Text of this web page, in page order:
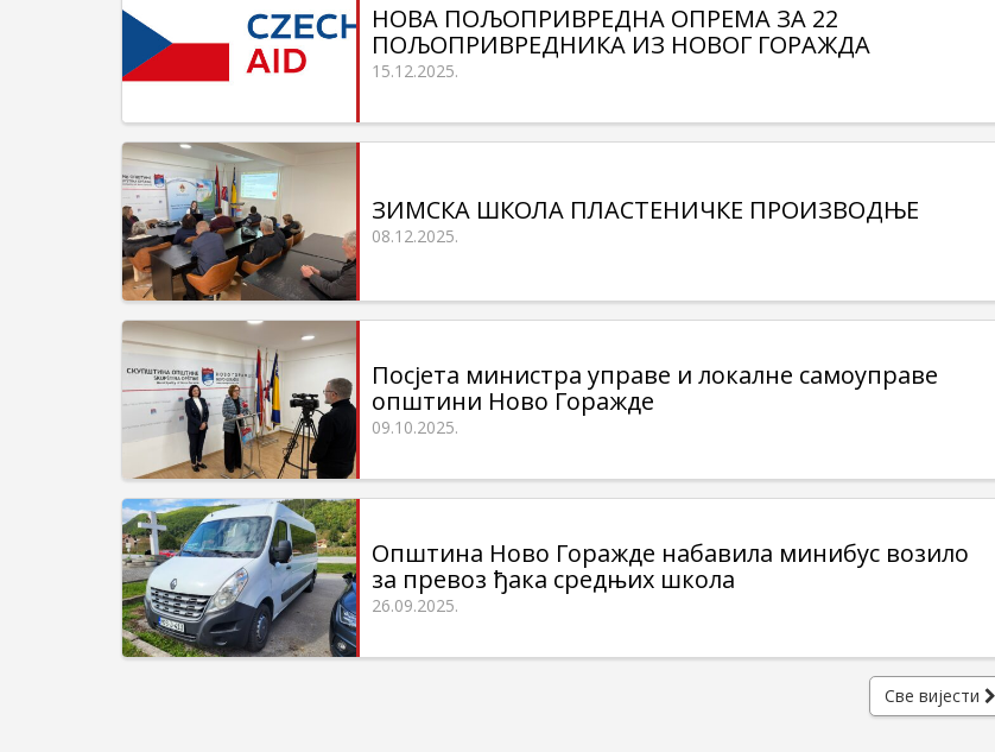
НОВА ПОЉОПРИВРЕДНА ОПРЕМА ЗА 22
ПОЉОПРИВРЕДНИКА ИЗ НОВОГ ГОРАЖДА
15.12.2025.
ЗИМСКА ШКОЛА ПЛАСТЕНИЧКЕ ПРОИЗВОДЊЕ
08.12.2025.
Посјета министра управе и локалне самоуправе
општини Ново Горажде
09.10.2025.
Општина Ново Горажде набавила минибус возило
за превоз ђака средњих школа
26.09.2025.
Све вијести